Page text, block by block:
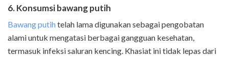
6. Konsumsi bawang putih
Bawang putihtelah lama digunakan sebagai pengobatan
alami untuk mengatasi berbagai gangguan kesehatan,
termasuk infeksi saluran kencing. Khasiat ini tidak lepas dari